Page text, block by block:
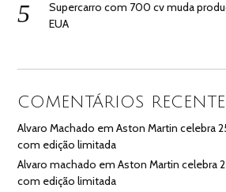
Supercarro com 700 cv muda
EUA
COMENTÁRIOS
Alvaro Machado emAston Martin celebra
com edição limitada
Alvaro machado emAston Martin celebra
com edição limitada